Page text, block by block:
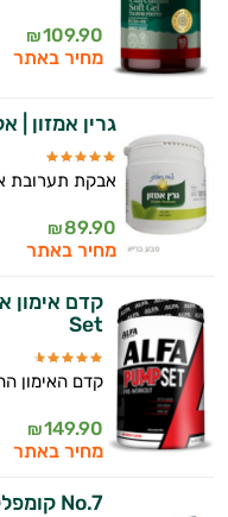
109.90
₪
מחיר באתר
גרין אמזון |
אבקת תערובת
89.90
₪
מחיר באתר
Set
קדם האימון
149.90
₪
מחיר באתר
No.7 קומפלקס | סולגאר